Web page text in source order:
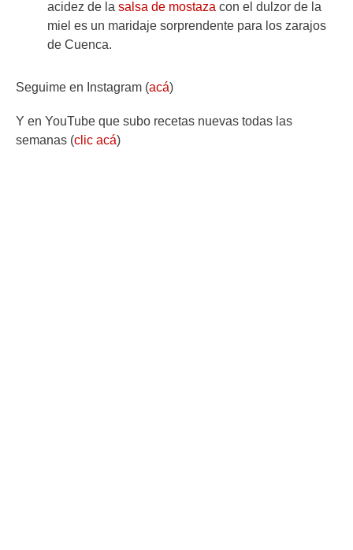
acidez de la salsa de mostaza con el dulzor de la
miel es un maridaje sorprendente para los zarajos
de Cuenca.
Seguime en Instagram (acá)
Y en YouTube que subo recetas nuevas todas las
semanas (clic acá)